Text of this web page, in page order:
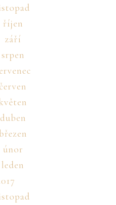
říjen
září
srpen
duben
únor
leden